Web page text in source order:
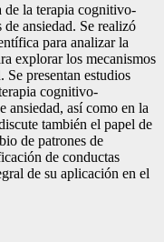
de la terapia cognitivo-
ansiedad. Se realizó
para analizar la
explorar los mecanismos
Se presentan estudios
cognitivo-
ansiedad, así como en la
también el papel de
de patrones de
de conductas
de su aplicación en el